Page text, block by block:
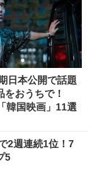
日本公開で話題
をおうちで！
韓国映画」11選
2週連続1位！7
5